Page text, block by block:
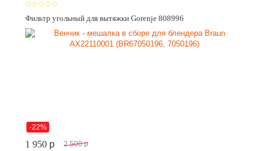
Фильтр угольный для вытяжки Gorenje 808996
-22%
1 950 p 2 500 p